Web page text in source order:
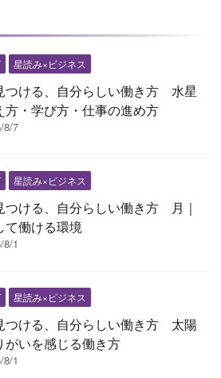
星読み×ビジネス
つける、自分らしい働き方 水星
方・学び方・仕事の進め方
8/7
星読み×ビジネス
つける、自分らしい働き方 月｜
て働ける環境
8/1
星読み×ビジネス
つける、自分らしい働き方 太陽
がいを感じる働き方
8/1